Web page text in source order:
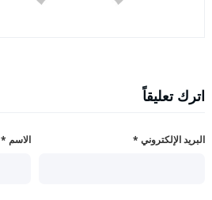
اترك تعليقاً
الاسم * البريد الإلكتروني *